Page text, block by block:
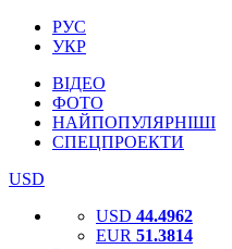
РУС
УКР
ВІДЕО
ФОТО
НАЙПОПУЛЯРНІШІ
СПЕЦПРОЕКТИ
USD
USD 44.4962
EUR 51.3814